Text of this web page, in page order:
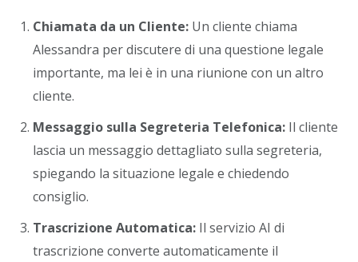
Chiamata da un Cliente: Un cliente chiama
Alessandra per discutere di una questione legale
importante, ma lei è in una riunione con un altro
cliente.
Messaggio sulla Segreteria Telefonica: Il cliente
lascia un messaggio dettagliato sulla segreteria,
spiegando la situazione legale e chiedendo
consiglio.
Trascrizione Automatica: Il servizio AI di
trascrizione converte automaticamente il